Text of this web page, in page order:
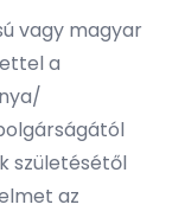
vagy magyar
a
születésétől
az